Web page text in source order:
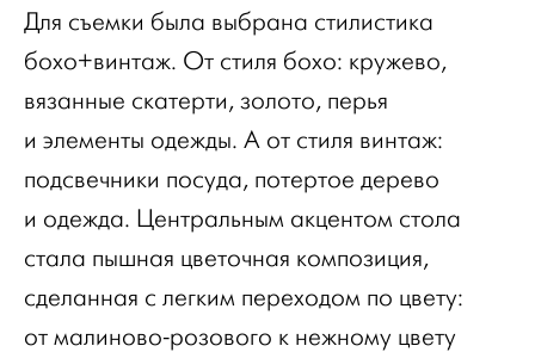
Для съемки была выбрана стилистика
бохо+винтаж. От стиля бохо: кружево,
вязанные скатерти, золото, перья
и элементы одежды. А от стиля винтаж:
подсвечники посуда, потертое дерево
и одежда. Центральным акцентом стола
стала пышная цветочная композиция,
сделанная с легким переходом по цвету:
от малиново-розового к нежному цвету